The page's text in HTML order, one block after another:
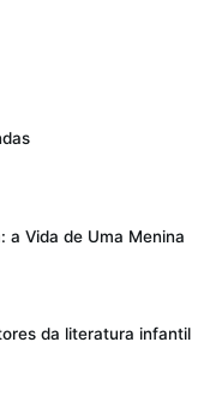
a Vida de Uma Menina
da literatura infantil